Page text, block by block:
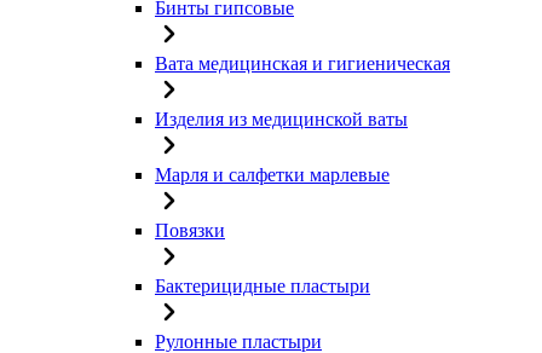
Бинты гипсовые
Вата медицинская и гигиеническая
Изделия из медицинской ваты
Марля и салфетки марлевые
Повязки
Бактерицидные пластыри
Рулонные пластыри